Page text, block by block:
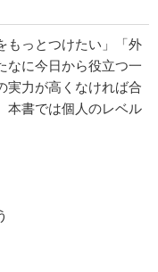
もっとつけたい」「外
なに今日から役立つ一
力が高くなければ合
本書では個人のレベル